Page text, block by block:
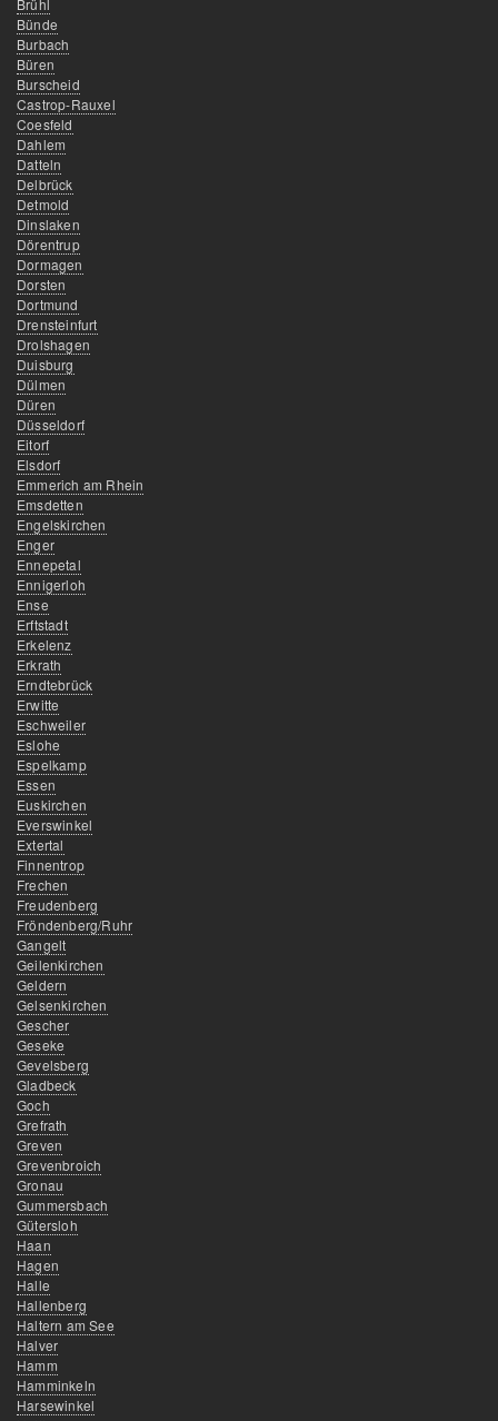
Bünde
Burbach
Büren
Burscheid
Castrop-Rauxel
Coesfeld
Dahlem
Datteln
Delbrück
Detmold
Dinslaken
Dörentrup
Dormagen
Dorsten
Dortmund
Drensteinfurt
Drolshagen
Duisburg
Dülmen
Düren
Düsseldorf
Eitorf
Elsdorf
Emmerich am Rhein
Emsdetten
Engelskirchen
Enger
Ennepetal
Ennigerloh
Ense
Erftstadt
Erkelenz
Erkrath
Erndtebrück
Erwitte
Eschweiler
Eslohe
Espelkamp
Essen
Euskirchen
Everswinkel
Extertal
Finnentrop
Frechen
Freudenberg
Fröndenberg/Ruhr
Gangelt
Geilenkirchen
Geldern
Gelsenkirchen
Gescher
Geseke
Gevelsberg
Gladbeck
Goch
Grefrath
Greven
Grevenbroich
Gronau
Gummersbach
Gütersloh
Haan
Hagen
Halle
Hallenberg
Haltern am See
Halver
Hamm
Hamminkeln
Harsewinkel